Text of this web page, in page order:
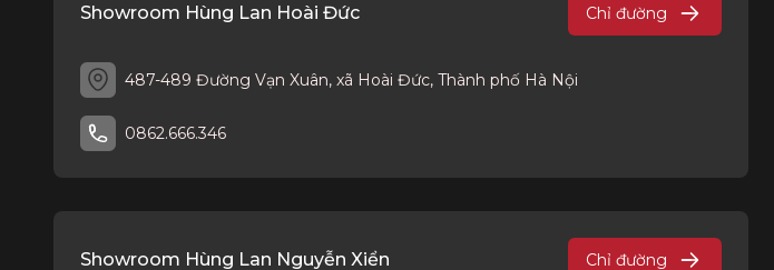
Showroom Hùng Lan Hoài Đức Chỉ đường
487-489 Đường Vạn Xuân, xã Hoài Đức, Thành phố Hà Nội
0862.666.346
Showroom Hùng Lan Nguyễn Xiển Chỉ đường